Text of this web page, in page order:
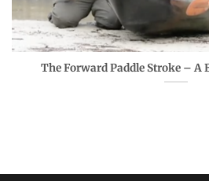
The Forward Paddle Stroke – A